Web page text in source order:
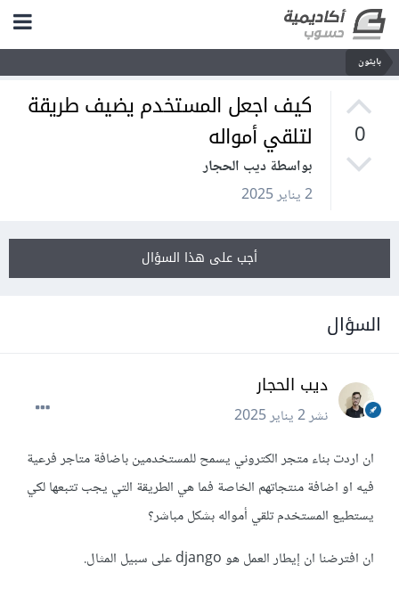
بايثون
0
كيف اجعل المستخدم يضيف طريقة
لتلقي أمواله
بواسطة ديب الحجار
2 يناير 2025
أجب على هذا السؤال
السؤال
ديب الحجار
نشر2 يناير 2025
ان اردت بناء متجر الكتروني يسمح للمستخدمين باضافة متاجر فرعية
فيه او اضافة منتجاتهم الخاصة فما هي الطريقة التي يجب تتبعها لكي
يستطيع المستخدم تلقي أمواله بشكل مباشر؟
ان افترضنا ان إيطار العمل هو django على سبيل المثال.